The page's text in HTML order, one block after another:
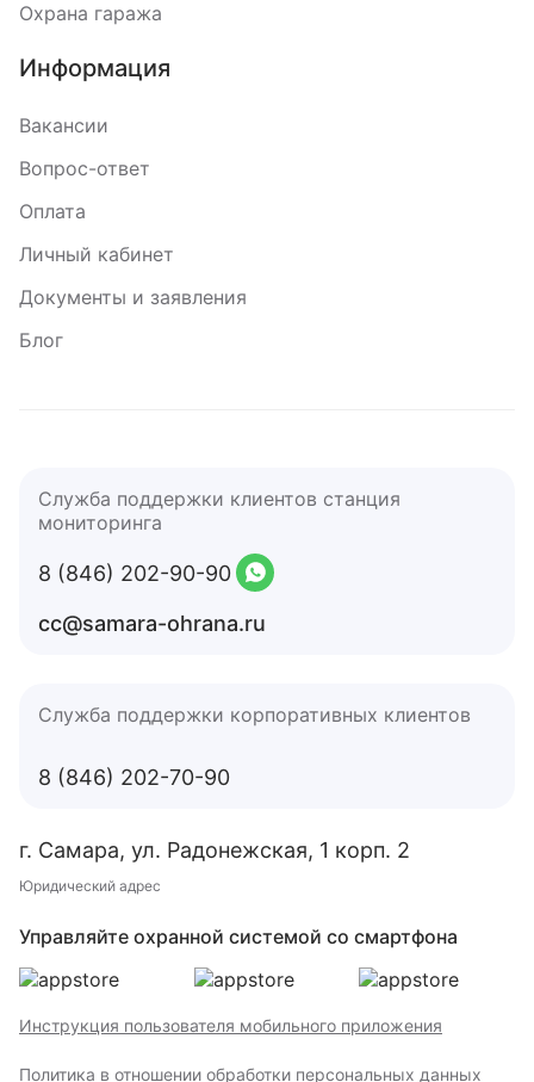
Охрана гаража
Информация
Вакансии
Вопрос-ответ
Оплата
Личный кабинет
Документы и заявления
Блог
Служба поддержки клиентов станция
мониторинга
8 (846) 202-90-90
cc@samara-ohrana.ru
Служба поддержки корпоративных клиентов
8 (846) 202-70-90
г. Самара, ул. Радонежская, 1 корп. 2
Юридический адрес
Управляйте охранной системой со смартфона
Инструкция пользователя мобильного приложения
Политика в отношении обработки персональных данных